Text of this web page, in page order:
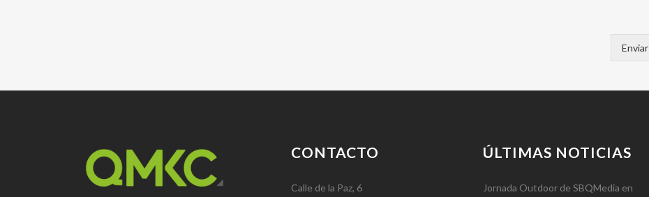
Enviar
CONTACTO
Calle de la Paz, 6
ÚLTIMAS NOTICIAS
Jornada Outdoor de SBQMedia en